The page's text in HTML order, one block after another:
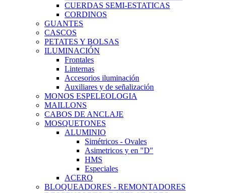
CUERDAS SEMI-ESTATICAS
CORDINOS
GUANTES
CASCOS
PETATES Y BOLSAS
ILUMINACIÓN
Frontales
Linternas
Accesorios iluminación
Auxiliares y de señalización
MONOS ESPELEOLOGIA
MAILLONS
CABOS DE ANCLAJE
MOSQUETONES
ALUMINIO
Simétricos - Ovales
Asimetricos y en "D"
HMS
Especiales
ACERO
BLOQUEADORES - REMONTADORES